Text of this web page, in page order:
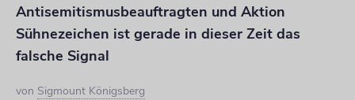
Antisemitismusbeauftragten und Aktion
Sühnezeichen ist gerade in dieser Zeit das
falsche Signal
von Sigmount Königsberg